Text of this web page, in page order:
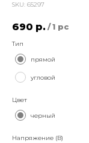
SKU: 65297
690 р. / 1 pc
Тип
прямой
угловой
Цвет
черный
Напряжение (В)